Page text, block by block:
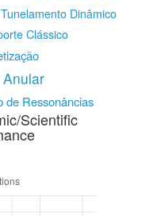
Tunelamento Dinâmico
Clássico
de Ressonâncias
Scientific